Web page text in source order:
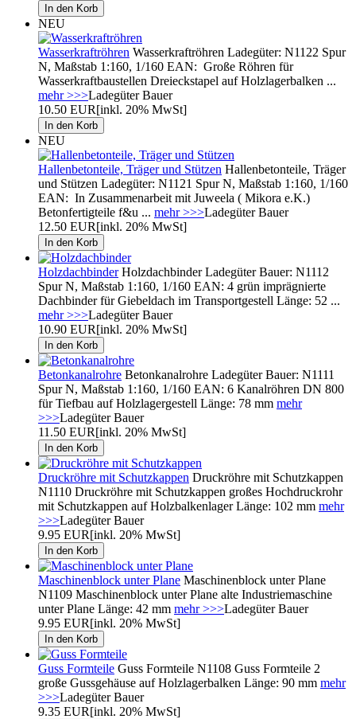
NEU
Wasserkraftröhren Wasserkraftröhren Ladegüter: N1122 Spur
N, Maßstab 1:160, 1/160 EAN: Große Röhren für
Wasserkraftbaustellen Dreieckstapel auf Holzlagerbalken ...
mehr >>>Ladegüter Bauer
10.50 EUR[inkl. 20% MwSt]
NEU
Hallenbetonteile, Träger und Stützen Hallenbetonteile, Träger
und Stützen Ladegüter: N1121 Spur N, Maßstab 1:160, 1/160
EAN: In Zusammenarbeit mit Juweela ( Mikora e.K.)
Betonfertigteile f&u ... mehr >>>Ladegüter Bauer
12.50 EUR[inkl. 20% MwSt]
HolzdachbinderHolzdachbinder Ladegüter Bauer: N1112
Spur N, Maßstab 1:160, 1/160 EAN: 4 grün imprägnierte
Dachbinder für Giebeldach im Transportgestell Länge: 52 ...
mehr >>>Ladegüter Bauer
10.90 EUR[inkl. 20% MwSt]
Betonkanalrohre Betonkanalrohre Ladegüter Bauer: N1111
Spur N, Maßstab 1:160, 1/160 EAN: 6 Kanalröhren DN 800
für Tiefbau auf Holzlagergestell Länge: 78 mm mehr
>>>Ladegüter Bauer
11.50 EUR[inkl. 20% MwSt]
Druckröhre mit Schutzkappen Druckröhre mit Schutzkappen
N1110 Druckröhre mit Schutzkappen großes Hochdruckrohr
mit Schutzkappen auf Holzbalkenlager Länge: 102 mm mehr
>>>Ladegüter Bauer
9.95 EUR[inkl. 20% MwSt]
Maschinenblock unter Plane Maschinenblock unter Plane
N1109 Maschinenblock unter Plane alte Industriemaschine
unter Plane Länge: 42 mm mehr >>>Ladegüter Bauer
9.95 EUR[inkl. 20% MwSt]
Guss Formteile Guss Formteile N1108 Guss Formteile 2
große Gussgehäuse auf Holzlagerbalken Länge: 90 mm mehr
>>>Ladegüter Bauer
9.35 EUR[inkl. 20% MwSt]